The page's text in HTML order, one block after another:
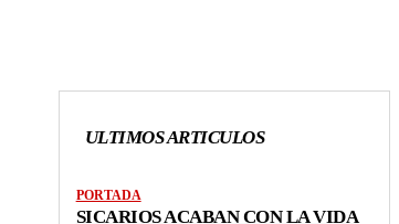
ULTIMOS ARTICULOS
PORTADA
SICARIOS ACABAN CON LA VIDA